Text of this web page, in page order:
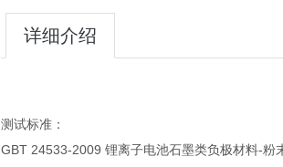
详细介绍
测试标准：
GBT 24533-2009 锂离子电池石墨类负极材料-粉